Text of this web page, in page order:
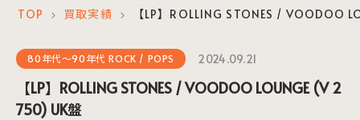
TOP ＞ 買取実績 ＞ 【LP】ROLLING STONES / VOODOO
80年代～90年代 ROCK / POPS 2024.09.21
【LP】ROLLING STONES / VOODOO LOUNGE (V 2
750) UK盤